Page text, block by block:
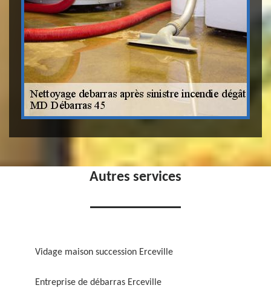
Autres services
Vidage maison succession Erceville
Entreprise de débarras Erceville